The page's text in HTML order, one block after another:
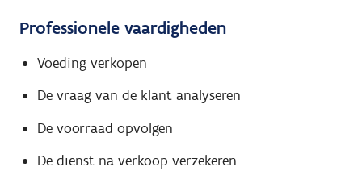
Professionele vaardigheden
Voeding verkopen
De vraag van de klant analyseren
De voorraad opvolgen
De dienst na verkoop verzekeren